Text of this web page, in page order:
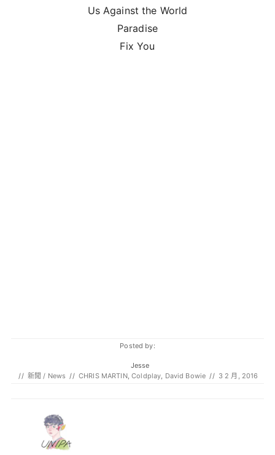
Us Against the World
Paradise
Fix You
Posted by:
Jesse
// 新聞 / News // CHRIS MARTIN,Coldplay, David Bowie // 3 2 月, 2016